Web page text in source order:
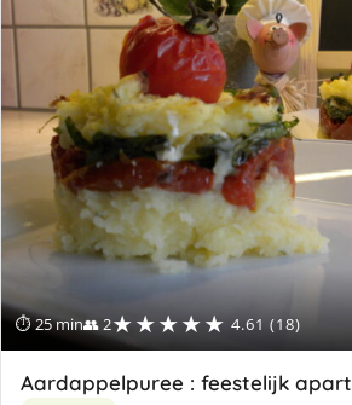
⏱ 25 min👥 2★★★★★ 4.61 (18)
Aardappelpuree : feestelijk apart